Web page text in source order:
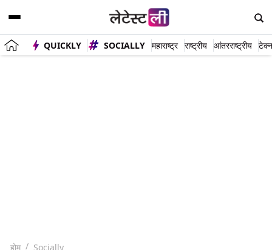
QUICKLY SOCIALLY महाराष्ट्र राष्ट्रीय आंतरराष्ट्रीय
होम Socially